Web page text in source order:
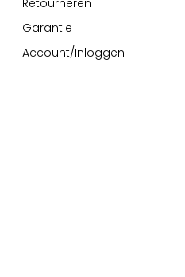
Retourneren
Garantie
Account/Inloggen